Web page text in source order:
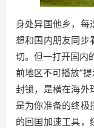
身处异国他乡，每
想和国内朋友同步
切。但一打开国内
前地区不可播放”
封锁，是横在海外
是为你准备的终极
的回国加速工具，